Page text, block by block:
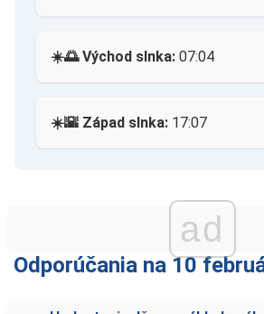
☀️🌅 Východ slnka: 07:04
☀️🌇 Západ slnka: 17:07
ad
Odporúčania na 10